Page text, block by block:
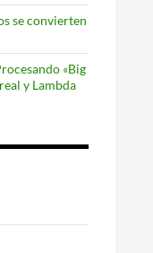
se convierten
«Big
y Lambda